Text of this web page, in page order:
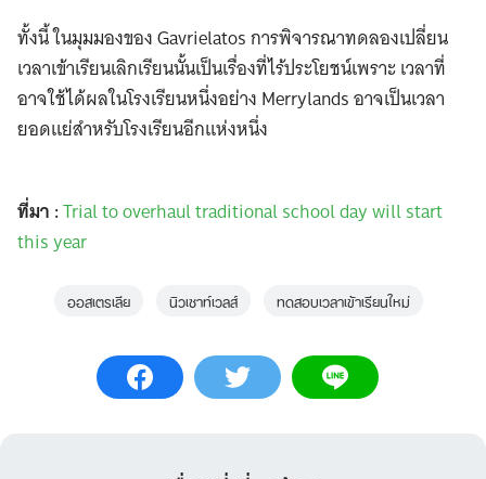
ทั้งนี้ ในมุมมองของ Gavrielatos การพิจารณาทดลองเปลี่ยน
เวลาเข้าเรียนเลิกเรียนนั้นเป็นเรื่องที่ไร้ประโยชน์เพราะ เวลาที่
อาจใช้ได้ผลในโรงเรียนหนึ่งอย่าง Merrylands อาจเป็นเวลา
ยอดแย่สำหรับโรงเรียนอีกแห่งหนึ่ง
ที่มา :Trial to overhaul traditional school day will start
this year
ออสเตรเลีย นิวเซาท์เวลส์ ทดสอบเวลาเข้าเรียนใหม่